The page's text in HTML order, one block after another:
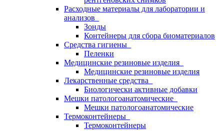
Расходные материалы для лаборатории и
анализов
Зонды
Контейнеры для сбора биоматериалов
Средства гигиены
Пеленки
Медицинские резиновые изделия
Медицинские резиновые изделия
Лекарственные средства
Биологически активные добавки
Мешки патологоанатомические
Мешки патологоанатомические
Термоконтейнеры
Термоконтейнеры